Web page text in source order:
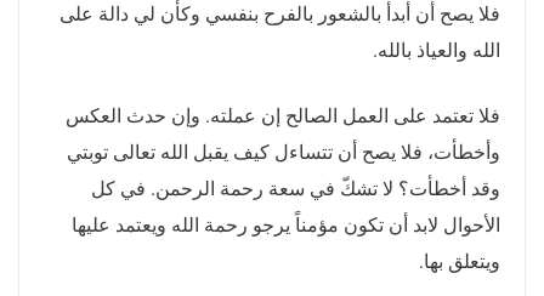
فلا يصح أن أبدأ بالشعور بالفرح بنفسي وكأن لي دالة على
الله والعياذ بالله.
فلا تعتمد على العمل الصالح إن عملته. وإن حدث العكس
وأخطأت، فلا يصح أن تتساءل كيف يقبل الله تعالى توبتي
وقد أخطأت؟ لا تشكّ في سعة رحمة الرحمن. في كل
الأحوال لابد أن تكون مؤمناً يرجو رحمة الله ويعتمد عليها
ويتعلق بها.